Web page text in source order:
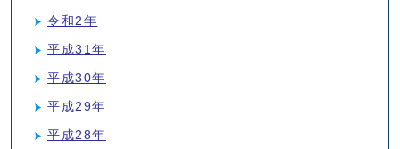
令和2年
平成31年
平成30年
平成29年
平成28年